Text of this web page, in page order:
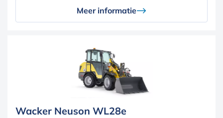
Meer informatie
Wacker Neuson WL28e